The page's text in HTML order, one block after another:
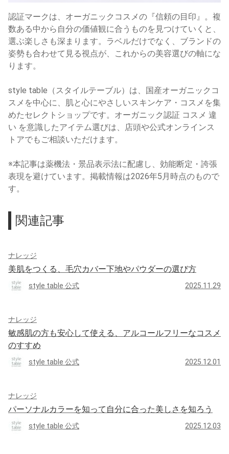
認証マークは、オーガニックコスメの『信頼の目印』。複
数ある中から自分の価値観に合うものを見つけていくと、
選ぶ楽しさも深まります。ラベルだけでなく、ブランドの
姿勢も合わせて見る視点が、これからの美容選びの軸にな
ります。
style table（スタイルテーブル）は、国産オーガニックコ
スメを中心に、肌と心にやさしいスキンケア・コスメを集
めたセレクトショップです。オーガニック認証 コスメ 違
い を意識したアイテム選びは、店頭や公式オンラインス
トアでもご相談いただけます。
※本記事は薬機法・景品表示法に配慮し、効能断定・誇張
表現を避けています。掲載情報は2026年5月時点のもので
す。
関連記事
ナレッジ
美肌をつくる、毛穴カバー下地やパウダーの選び方
style table 公式 2025.11.29
ナレッジ
敏感肌の方も安心して使える、アルコールフリーなコスメ
のすすめ
style table 公式 2025.12.01
ナレッジ
パーソナルカラーを知って自分に合った美しさを知ろう
style table 公式 2025.12.03